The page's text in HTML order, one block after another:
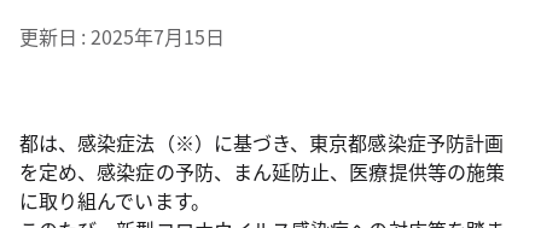
更新日 2025年7月15日
都は、感染症法（※）に基づき、東京都感染症予防計画
を定め、感染症の予防、まん延防止、医療提供等の施策
に取り組んでいます。